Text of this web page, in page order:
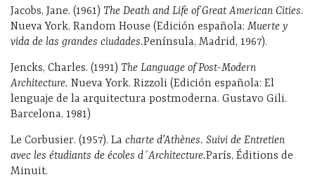
Jacobs, Jane. (1961) The Death and Life of Great American Cities.
Nueva York, Random House (Edición española: Muerte y
vida de las grandes ciudades.Península, Madrid, 1967).
Jencks, Charles. (1991) The Language of Post-Modern
Architecture. Nueva York. Rizzoli (Edición española: El
lenguaje de la arquitectura postmoderna. Gustavo Gili.
Barcelona, 1981)
Le Corbusier. (1957). La charte d’Athènes. Suivi de Entretien
avec les étudiants de écoles d´Architecture.París, Éditions de
Minuit.